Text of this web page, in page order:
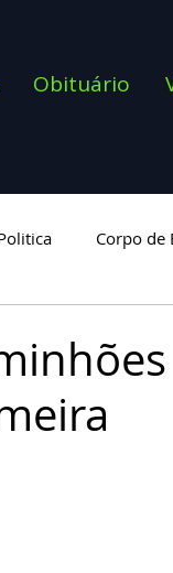
Obituário
Corpo de